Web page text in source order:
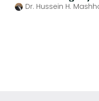
Matters
Dr. Hussein H.